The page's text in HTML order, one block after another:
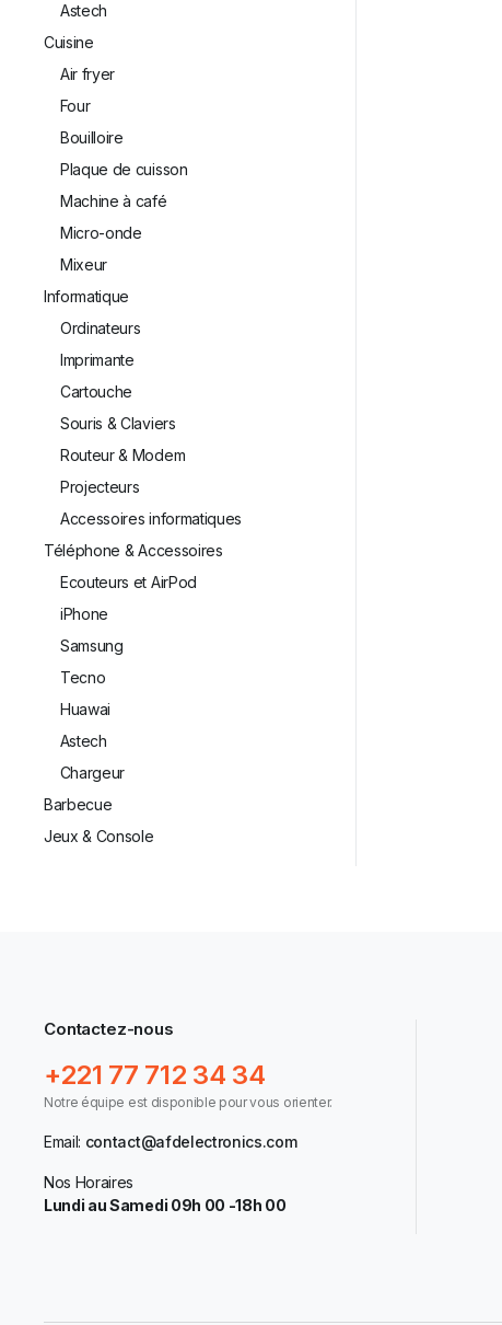
Astech
Cuisine
Air fryer
⁠Four
Bouilloire
Plaque de cuisson
Machine à café
Micro-onde
Mixeur
Informatique
Ordinateurs
Imprimante
Cartouche
Souris & Claviers
Routeur & Modem
Projecteurs
Accessoires informatiques
Téléphone & Accessoires
Ecouteurs et AirPod
iPhone
Samsung
Tecno
Huawai
⁠Astech
⁠Chargeur
Barbecue
Jeux & Console
Contactez-nous
+221 77 712 34 34
Notre équipe est disponible pour vous orienter.
Email: contact@afdelectronics.com
Nos Horaires
Lundi au Samedi 09h 00 -18h 00